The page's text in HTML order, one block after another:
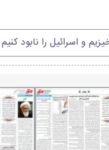
و اسرائیل را نابود کنیم